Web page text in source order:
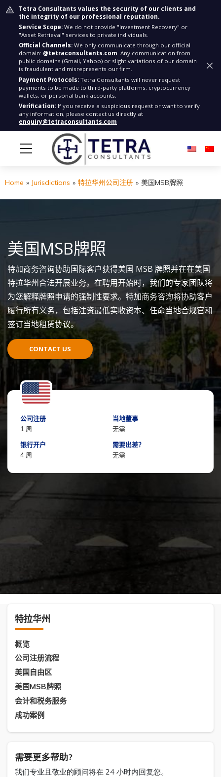
Tetra Consultants values the security of our clients and
the integrity of our professional reputation.
Service Scope: We do not provide "Investment Recovery" or
"Asset Retrieval" services to private individuals.
Official Channels: We only communicate through our official
domain: @tetraconsultants.com. Any communication from
public domains (Gmail, Yahoo) or slight variations of our domain
is fraudulent and misrepresents our firm.
Payment Protocols: Tetra Consultants will never request
payments to be made to third-party platforms, cryptocurrency
wallets, or personal bank accounts.
Verification: If you receive a suspicious request or want to verify
any information, please contact us directly at
enquiry@tetraconsultants.com
Home » Jurisdictions » 特拉华州公司注册 » 美国MSB牌照
美国MSB牌照
特加商务咨询协助国际客户获得美国 MSB 牌照并在在美国
特拉华州合法开展业务。在聘用开始时，我们的专家团队将
为您解释牌照申请的强制性要求。特加商务咨询将协助客户
履行所有义务，包括注资最低实收资本、任命当地合规官和
签订当地租赁协议。
CONTACT US
公司注册
1 周
当地董事
无需
银行开户
4 周
需要出差？
无需
特拉华州
概览
公司注册流程
美国自由区
美国MSB牌照
会计和税务服务
成功案例
需要更多帮助?
我们专业且敬业的顾问将在 24 小时内回复您。